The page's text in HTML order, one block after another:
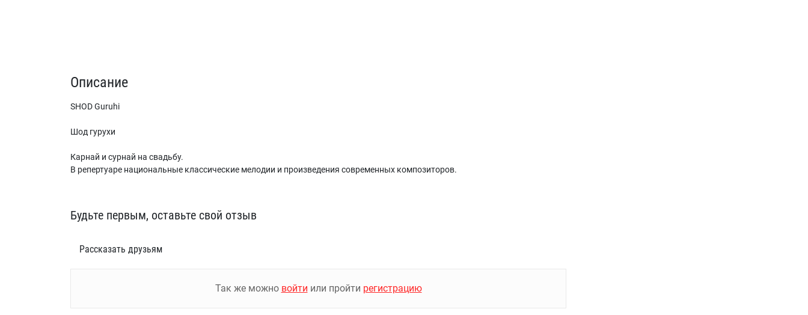
Описание
SHOD Guruhi
Шод гурухи
Карнай и сурнай на свадьбу.
В репертуаре национальные классические мелодии и произведения современных композиторов.
Будьте первым, оставьте свой отзыв
Рассказать друзьям
Так же можно войти или пройти регистрацию